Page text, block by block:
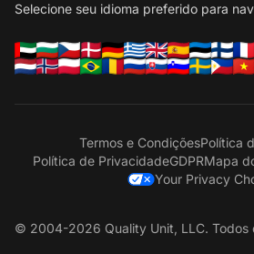
Selecione seu idioma preferido para
Termos e CondiçõesPolítica
Política de PrivacidadeGDPRMapa
Your Privacy
© 2004-2026 Quality Unit, LLC. Todos